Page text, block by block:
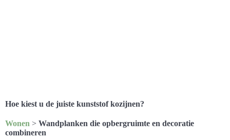
Hoe kiest u de juiste kunststof kozijnen?
Wonen > Wandplanken die opbergruimte en decoratie
combineren